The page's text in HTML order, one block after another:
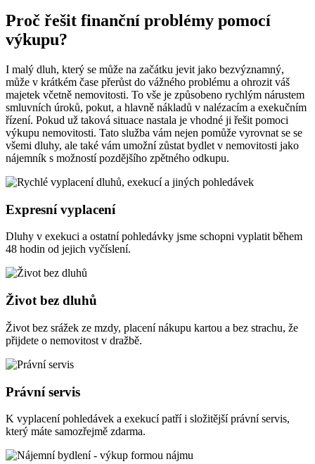
Proč řešit finanční problémy pomocí
výkupu?
I malý dluh, který se může na začátku jevit jako bezvýznamný,
může v krátkém čase přerůst do vážného problému a ohrozit váš
majetek včetně nemovitosti. To vše je způsobeno rychlým nárustem
smluvních úroků, pokut, a hlavně nákladů v nalézacím a exekučním
řízení. Pokud už taková situace nastala je vhodné ji řešit pomoci
výkupu nemovitosti. Tato služba vám nejen pomůže vyrovnat se se
všemi dluhy, ale také vám umožní zůstat bydlet v nemovitosti jako
nájemník s možností pozdějšího zpětného odkupu.
Expresní vyplacení
Dluhy v exekuci a ostatní pohledávky jsme schopni vyplatit během
48 hodin od jejich vyčíslení.
Život bez dluhů
Život bez srážek ze mzdy, placení nákupu kartou a bez strachu, že
přijdete o nemovitost v dražbě.
Právní servis
K vyplacení pohledávek a exekucí patří i složitější právní servis,
který máte samozřejmě zdarma.